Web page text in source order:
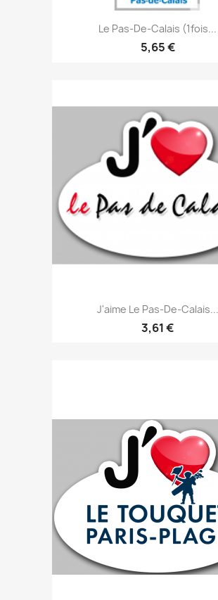
Le Pas-De-Calais (1fois...
5,65 €
J'aime Le Pas-De-Calais...
3,61 €